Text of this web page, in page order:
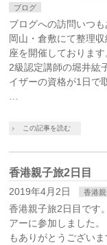
ブログ
ブログへの訪問いつも
岡山・倉敷にて整理
座を開催しておりま
2級認定講師の堀井紘
イザーの資格が1日で
この記事を読む
香港親子旅2日目
2019年4月2日 香港
香港親子旅2日目です
アーに参加しました
もありがとうござい